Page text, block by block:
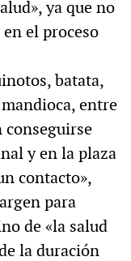
ya que no
el proceso
batata,
entre
conseguirse
y en la plaza
contacto»,
para
de «la salud
la duración